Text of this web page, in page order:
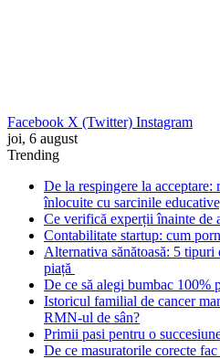
Facebook X (Twitter) Instagram
joi, 6 august
Trending
De la respingere la
înlocuite cu sarcinile
Ce verifică experții înainte de
Contabilitate startup: cum
Alternativa sănătoasă: 5
piață
De ce să alegi bumbac 100%
Istoricul familial de cancer
RMN-ul de sân?
Primii pasi pentru o
De ce masuratorile corecte